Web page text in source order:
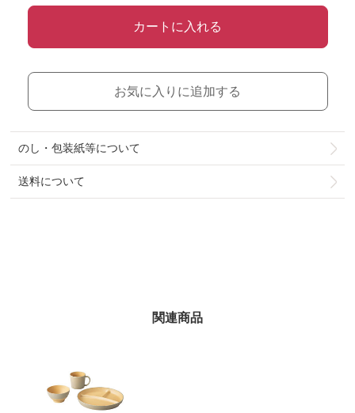
カートに入れる
お気に入りに追加する
のし・包装紙等について
送料について
関連商品